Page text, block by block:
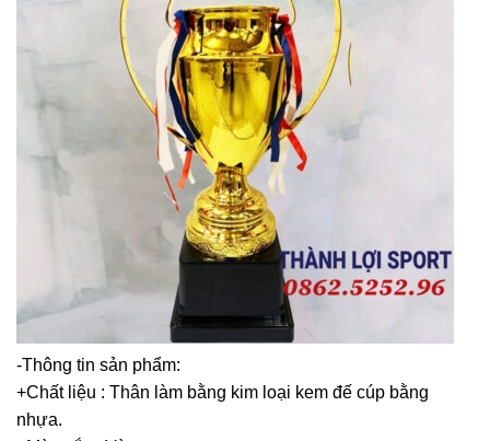
-Thông tin sản phẩm:
+Chất liệu : Thân làm bằng kim loại kem đế cúp bằng
nhựa.